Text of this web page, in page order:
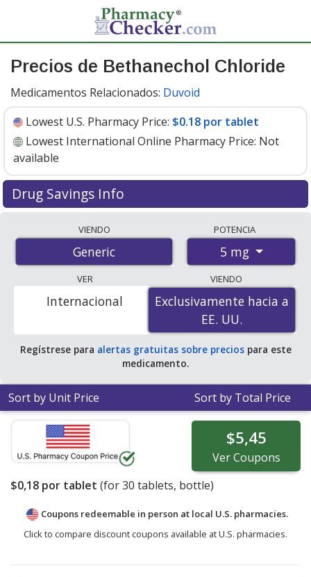
Precios de Bethanechol Chloride
Medicamentos Relacionados: Duvoid
Lowest U.S. Pharmacy Price: $0.18 por tablet
Lowest International Online Pharmacy Price: Not
available
Drug Savings Info
pharmacies start at$0.18 por tabletfor 30 tablets. You
save 66% off the average U.S. pharmacy retail price of
$0.53 per tablet for 30 tablets. Enter your ZIP Code to
compare discount bethanechol chloride coupon prices
in your area.
VIENDO
Generic
POTENCIA
5 mg
VER
Exclusivamente hacia a
EE. UU.
Internacional
VIENDO
Exclusivamente hacia a
EE. UU.
Regístrese para alertas gratuitas sobre preciospara este
medicamento.
Sort by Unit Price Sort by Total Price
$5,45
VerCoupons
$0,18 por tablet (for30 tablets, bottle)
Coupons redeemable in person at local U.S. pharmacies.
Click to compare discount coupons available at U.S. pharmacies.